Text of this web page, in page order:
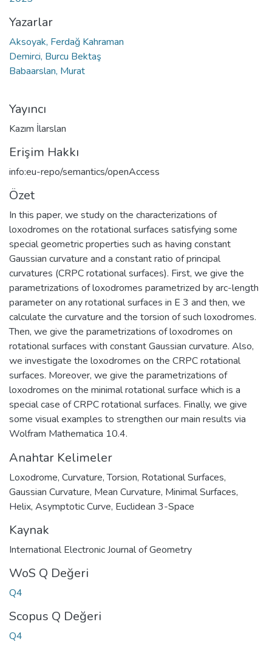
Yazarlar
Aksoyak, Ferdağ Kahraman
Demirci, Burcu Bektaş
Babaarslan, Murat
Yayıncı
Kazım İlarslan
Erişim Hakkı
info:eu-repo/semantics/openAccess
Özet
In this paper, we study on the characterizations of
loxodromes on the rotational surfaces satisfying some
special geometric properties such as having constant
Gaussian curvature and a constant ratio of principal
curvatures (CRPC rotational surfaces). First, we give the
parametrizations of loxodromes parametrized by arc-length
parameter on any rotational surfaces in E 3 and then, we
calculate the curvature and the torsion of such loxodromes.
Then, we give the parametrizations of loxodromes on
rotational surfaces with constant Gaussian curvature. Also,
we investigate the loxodromes on the CRPC rotational
surfaces. Moreover, we give the parametrizations of
loxodromes on the minimal rotational surface which is a
special case of CRPC rotational surfaces. Finally, we give
some visual examples to strengthen our main results via
Wolfram Mathematica 10.4.
Anahtar Kelimeler
Loxodrome, Curvature,Torsion, Rotational Surfaces,
Gaussian Curvature, Mean Curvature, Minimal Surfaces,
Helix, Asymptotic Curve, Euclidean 3-Space
Kaynak
International Electronic Journal of Geometry
WoS Q Değeri
Q4
Scopus Q Değeri
Q4